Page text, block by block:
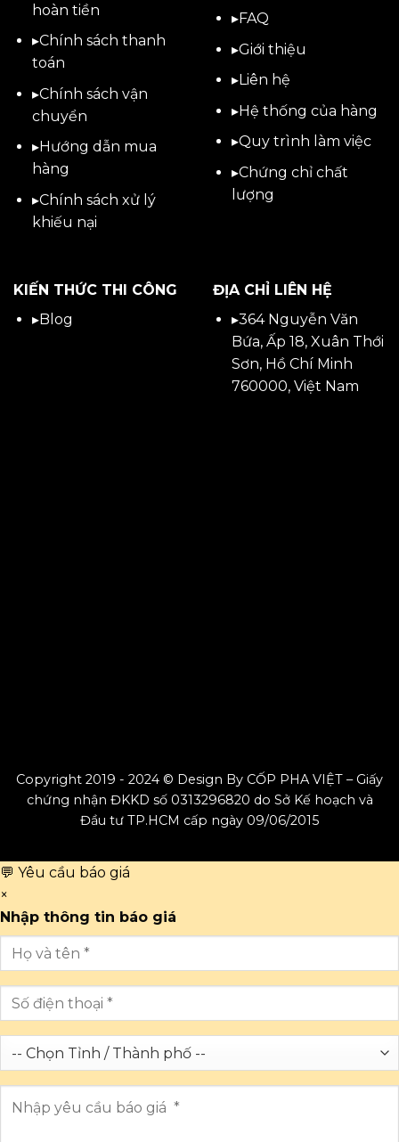
hoàn tiền
▸Chính sách thanh
toán
▸Chính sách vận
chuyển
▸Hướng dẫn mua
hàng
▸Chính sách xử lý
khiếu nại
▸FAQ
▸Giới thiệu
▸Liên hệ
▸Hệ thống của hàng
▸Quy trình làm việc
▸Chứng chỉ chất
lượng
KIẾN THỨC THI CÔNG
▸Blog
ĐỊA CHỈ LIÊN HỆ
▸364 Nguyễn Văn
Bứa, Ấp 18, Xuân Thới
Sơn, Hồ Chí Minh
760000, Việt Nam
Copyright 2019 - 2024 © Design By CỐP PHA VIỆT – Giấy
chứng nhận ĐKKD số 0313296820 do Sở Kế hoạch và
Đầu tư TP.HCM cấp ngày 09/06/2015
💬 Yêu cầu báo giá
×
Nhập thông tin báo giá